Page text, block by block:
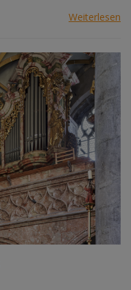
Weiterlesen